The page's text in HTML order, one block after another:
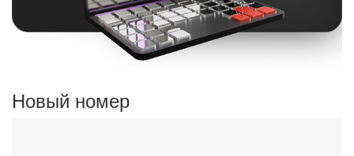
Новый номер